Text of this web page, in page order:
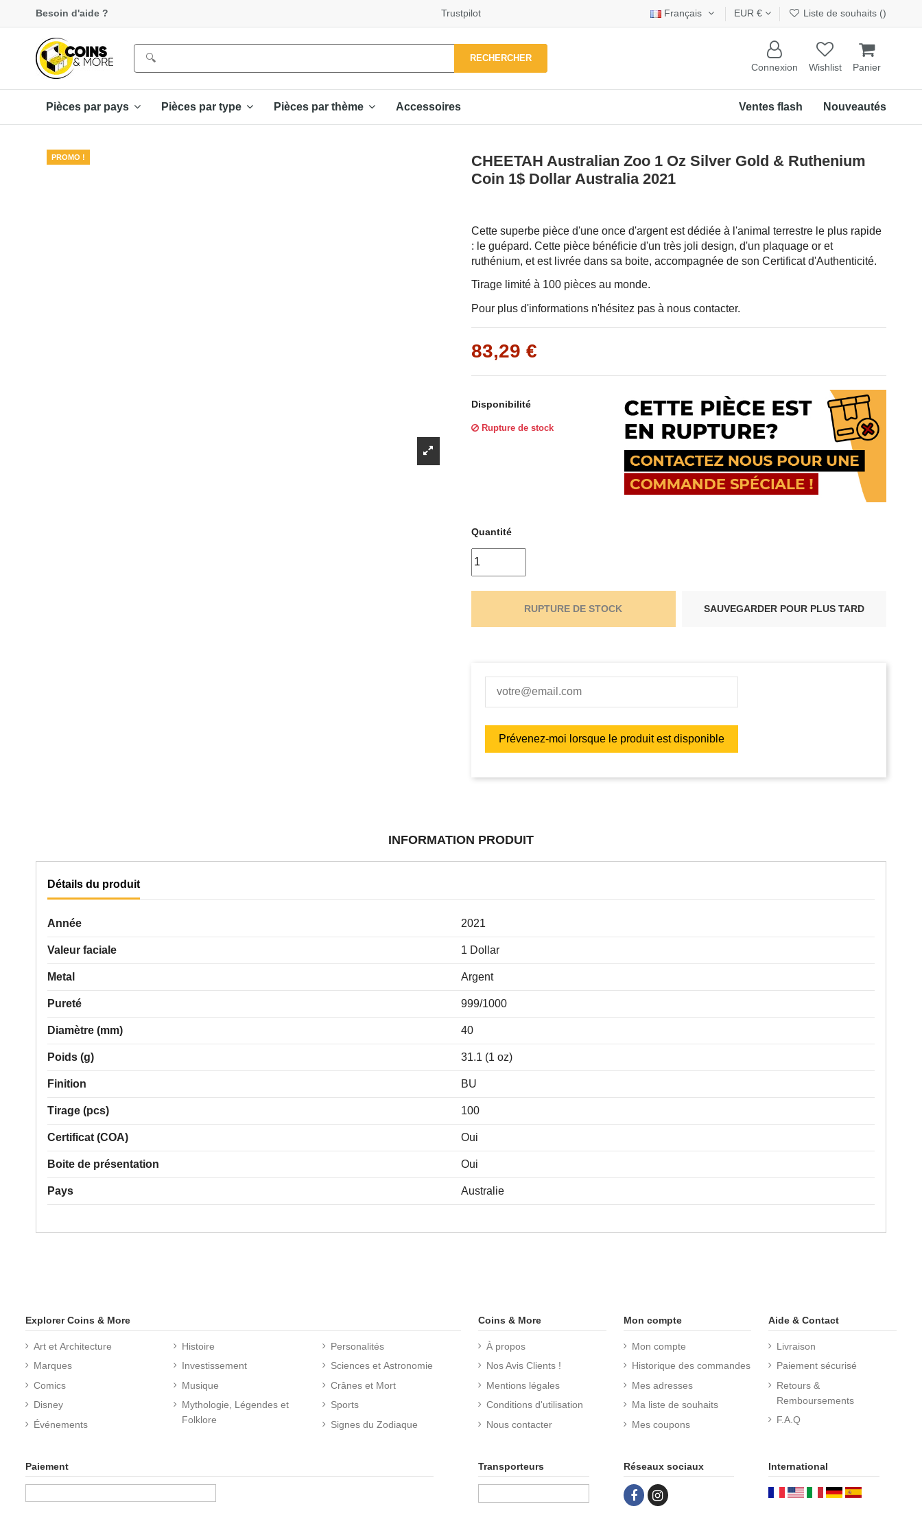
Γ
Besoin d'aide ? Trustpilot Français EUR € Liste de souhaits ()
RECHERCHER
Connexion Wishlist Panier
Pièces par pays Pièces par type Pièces par thème Accessoires Nouveautés
Ventes flash
PROMO !
CHEETAH Australian Zoo 1 Oz Silver Gold & Ruthenium
Coin 1$ Dollar Australia 2021
Cette superbe pièce d'une once d'argent est dédiée à l'animal terrestre le plus rapide
: le guépard. Cette pièce bénéficie d'un très joli design, d'un plaquage or et
ruthénium, et est livrée dans sa boite, accompagnée de son Certificat d'Authenticité.
Tirage limité à 100 pièces au monde.
Pour plus d'informations n'hésitez pas à nous contacter.
83,29 €
Disponibilité
Rupture de stock
Quantité
RUPTURE DE STOCK SAUVEGARDER POUR PLUS TARD
INFORMATION PRODUIT
Détails du produit
Année 2021
Valeur faciale 1 Dollar
Metal Argent
Pureté 999/1000
Diamètre (mm) 40
Poids (g) 31.1 (1 oz)
Finition BU
Tirage (pcs) 100
Certificat (COA) Oui
Boite de présentation Oui
Pays Australie
Explorer Coins & More
Art et Architecture
Marques
Comics
Disney
Événements
Histoire
Investissement
Musique
Mythologie, Légendes et
Folklore
Personalités
Sciences et Astronomie
Crânes et Mort
Sports
Signes du Zodiaque
Coins & More
À propos
Nos Avis Clients !
Mentions légales
Conditions d'utilisation
Nous contacter
Mon compte
Mon compte
Historique des commandes
Mes adresses
Ma liste de souhaits
Mes coupons
Aide & Contact
Livraison
Paiement sécurisé
Retours &
Remboursements
F.A.Q
Paiement Transporteurs Réseaux sociaux International